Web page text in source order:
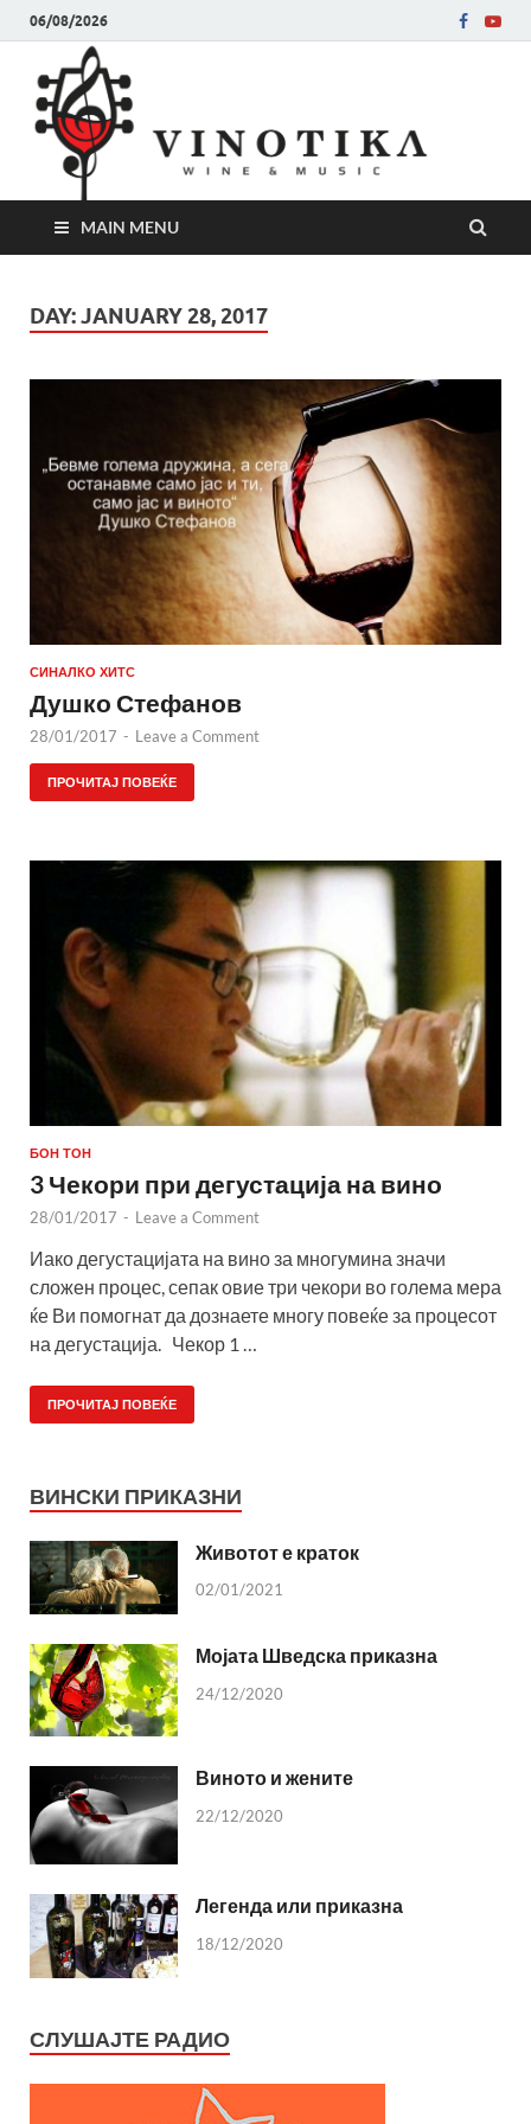
06/08/2026
MAIN MENU
DAY:JANUARY 28, 2017
СИНАЛКО ХИТС
Душко Стефанов
28/01/2017 - Leave a Comment
ПРОЧИТАЈ ПОВЕЌЕ
БОН ТОН
3 Чекори при дегустација на вино
28/01/2017 - Leave a Comment
Иако дегустацијата на вино за многумина значи
сложен процес, сепак овие три чекори во голема мера
ќе Ви помогнат да дознаете многу повеќе за процесот
на дегустација. Чекор 1 …
ПРОЧИТАЈ ПОВЕЌЕ
ВИНСКИ ПРИКАЗНИ
Животот е краток
02/01/2021
Мојата Шведска приказна
24/12/2020
Виното и жените
22/12/2020
Легенда или приказна
18/12/2020
СЛУШАЈТЕ РАДИО